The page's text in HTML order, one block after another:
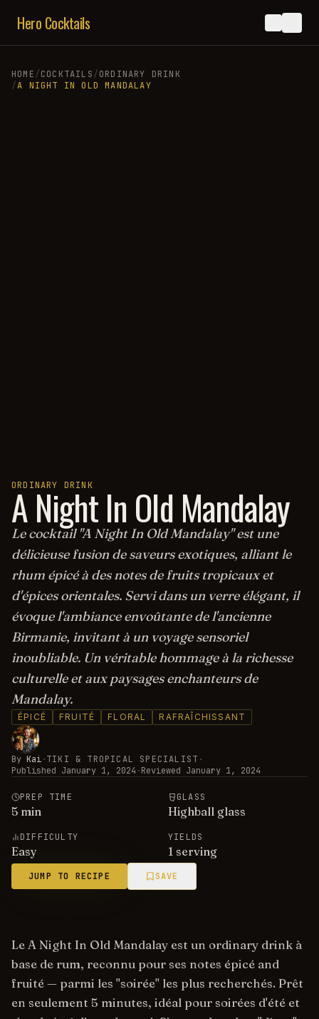
Hero Cocktails
HOME/COCKTAILS/ORDINARY DRINK
/A NIGHT IN OLD MANDALAY
ORDINARY DRINK
A Night In Old Mandalay
Le cocktail "A Night In Old Mandalay" est une
délicieuse fusion de saveurs exotiques, alliant le
rhum épicé à des notes de fruits tropicaux et
d'épices orientales. Servi dans un verre élégant, il
évoque l'ambiance envoûtante de l'ancienne
Birmanie, invitant à un voyage sensoriel
inoubliable. Un véritable hommage à la richesse
culturelle et aux paysages enchanteurs de
Mandalay.
ÉPICÉ FRUITÉ FLORAL RAFRAÎCHISSANT
By Kai·TIKI & TROPICAL SPECIALIST ·
Published January 1, 2024 ·Reviewed January 1, 2024
PREP TIME
5 min
GLASS
Highball glass
DIFFICULTY
Easy
YIELDS
1 serving
JUMP TO RECIPE SAVE
Le A Night In Old Mandalay est un ordinary drink à
base de rum, reconnu pour ses notes épicé and
fruité — parmi les "soirée" les plus recherchés. Prêt
en seulement 5 minutes, idéal pour soirées d'été et